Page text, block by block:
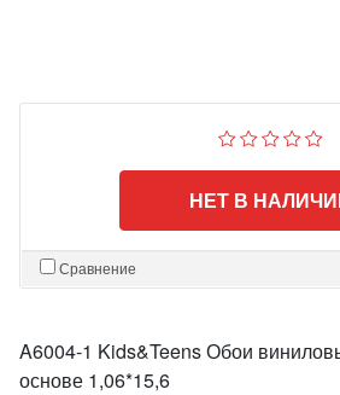
НЕТ В
Сравнение
A6004-1 Kids&Teens Обои
основе 1,06*15,6